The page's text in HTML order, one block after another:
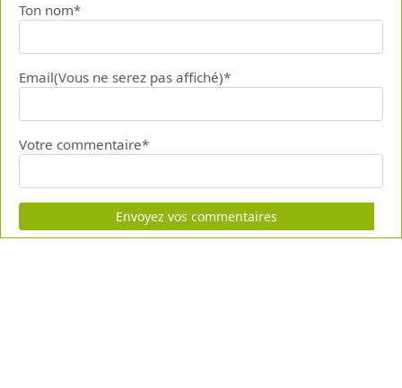
Ton nom*
Email(Vous ne serez pas affiché)*
Votre commentaire*
Envoyez vos commentaires